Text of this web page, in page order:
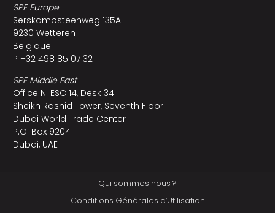
SPE Europe
Serskampsteenweg 135A
9230 Wetteren
Belgique
P +32 498 85 07 32
SPE Middle East
Office N. ESO:14, Desk 34
Sheikh Rashid Tower, Seventh Floor
Dubai World Trade Center
P.O. Box 9204
Dubai, UAE
Qui sommes nous ?
Conditions Générales d’Utilisation